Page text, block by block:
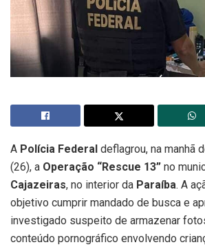
A Polícia Federal deflagrou, na manhã
(26), a Operação “Rescue 13” no
Cajazeiras, no interior da Paraíba. A
objetivo cumprir mandado de busca e
investigado suspeito de armazenar
conteúdo pornográfico envolvendo